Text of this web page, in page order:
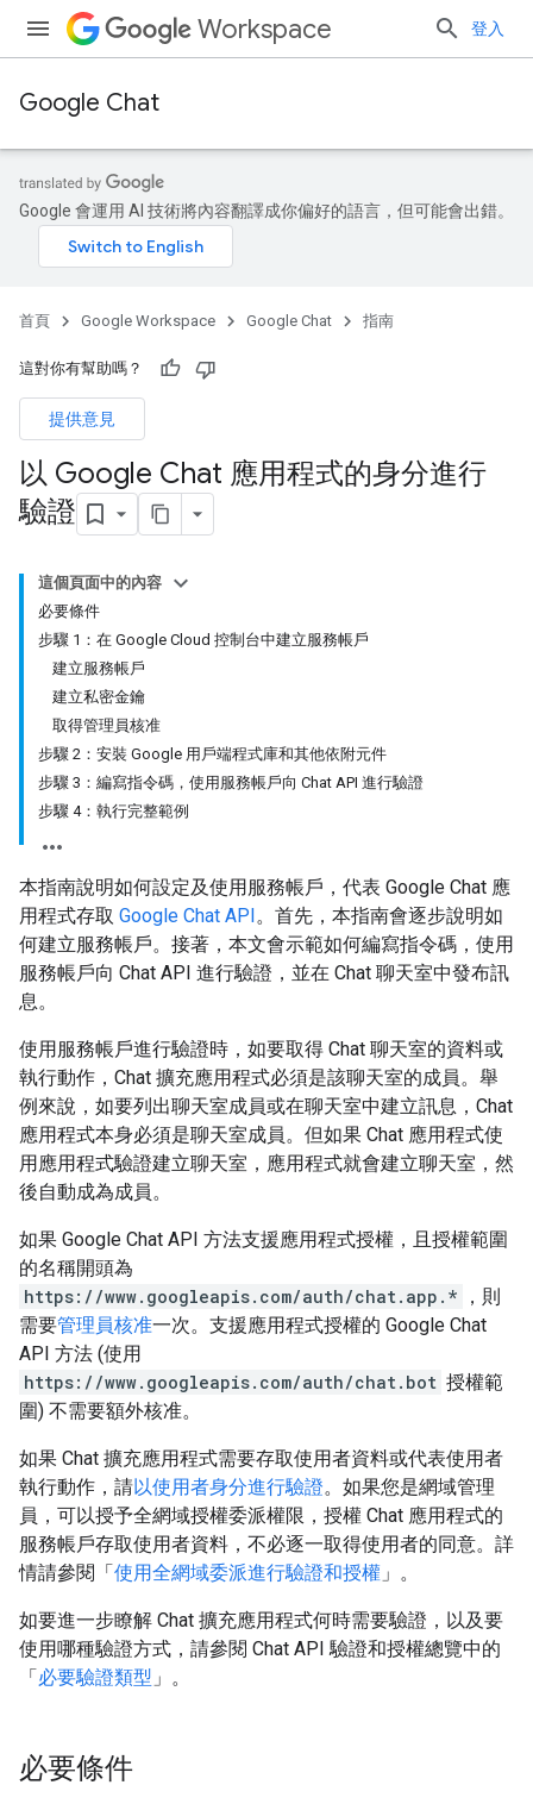
Workspace 登入
Google Chat
Google 會運用 AI 技術將內容翻譯成你偏好的語言，但可能會出錯。
首頁 Google Workspace Google Chat 指南
這對你有幫助嗎？
提供意見
以 Google Chat 應用程式的身分進行
驗證
這個頁面中的內容
必要條件
步驟 1：在 Google Cloud 控制台中建立服務帳戶
建立服務帳戶
建立私密金鑰
取得管理員核准
步驟 2：安裝 Google 用戶端程式庫和其他依附元件
步驟 3：編寫指令碼，使用服務帳戶向 Chat API 進行驗證
步驟 4：執行完整範例
本指南說明如何設定及使用服務帳戶，代表 Google Chat 應
用程式存取 Google Chat API。首先，本指南會逐步說明如
何建立服務帳戶。接著，本文會示範如何編寫指令碼，使用
服務帳戶向 Chat API 進行驗證，並在 Chat 聊天室中發布訊
息。
使用服務帳戶進行驗證時，如要取得 Chat 聊天室的資料或
執行動作，Chat 擴充應用程式必須是該聊天室的成員。舉
例來說，如要列出聊天室成員或在聊天室中建立訊息，Chat
應用程式本身必須是聊天室成員。但如果 Chat 應用程式使
用應用程式驗證建立聊天室，應用程式就會建立聊天室，然
後自動成為成員。
如果 Google Chat API 方法支援應用程式授權，且授權範圍
的名稱開頭為
https://www.googleapis.com/auth/chat.app.*
，則
需要管理員核准一次。支援應用程式授權的 Google Chat
API 方法 (使用
https://www.googleapis.com/auth/chat.bot 授權範
圍) 不需要額外核准。
如果 Chat 擴充應用程式需要存取使用者資料或代表使用者
執行動作，請以使用者身分進行驗證。如果您是網域管理
員，可以授予全網域授權委派權限，授權 Chat 應用程式的
服務帳戶存取使用者資料，不必逐一取得使用者的同意。詳
情請參閱「使用全網域委派進行驗證和授權 」。
如要進一步瞭解 Chat 擴充應用程式何時需要驗證，以及要
使用哪種驗證方式，請參閱 Chat API 驗證和授權總覽中的
「必要驗證類型 」。
必要條件